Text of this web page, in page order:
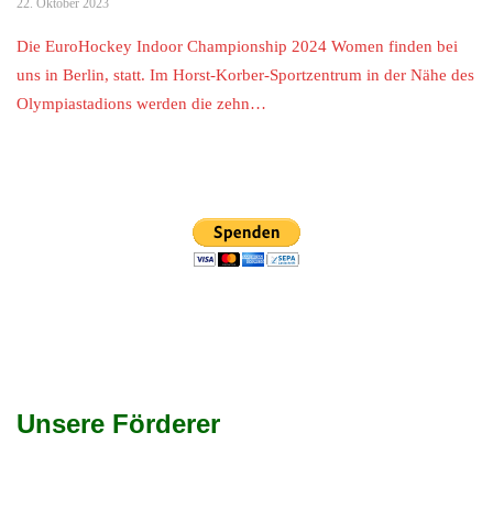
Die EuroHockey Indoor Championship 2024 Women finden bei
uns in Berlin, statt. Im Horst-Korber-Sportzentrum in der Nähe des
Olympiastadions werden die zehn…
Unsere Förderer